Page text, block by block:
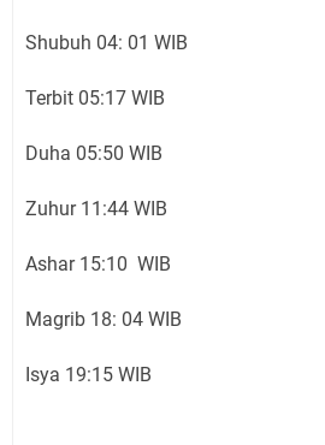
Shubuh 04: 01 WIB
Terbit 05:17 WIB
Duha 05:50 WIB
Zuhur 11:44 WIB
Ashar 15:10 WIB
Magrib 18: 04 WIB
Isya 19:15 WIB